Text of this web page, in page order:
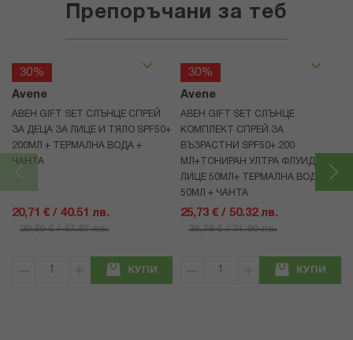
Препоръчани за теб
30%
Avene
АВЕН GIFT SET СЛЪНЦЕ СПРЕЙ
ЗА ДЕЦА ЗА ЛИЦЕ И ТЯЛО SPF50+
200МЛ + ТЕРМАЛНА ВОДА +
ЧАНТА
20,71 € / 40.51 лв.
29,59 € / 57.87 лв.
КУПИ
30%
Avene
АВЕН GIFT SET СЛЪНЦЕ
КОМПЛЕКТ СПРЕЙ ЗА
ВЪЗРАСТНИ SPF50+ 200
МЛ+ТОНИРАН УЛТРА ФЛУИД ЗА
ЛИЦЕ 50МЛ+ ТЕРМАЛНА ВОДА
50МЛ + ЧАНТА
25,73 € / 50.32 лв.
36,76 € / 71.90 лв.
КУПИ